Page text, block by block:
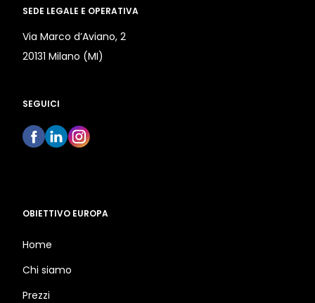
SEDE LEGALE E OPERATIVA
Via Marco d’Aviano, 2
20131 Milano (MI)
SEGUICI
OBIETTIVO EUROPA
Home
Chi siamo
Prezzi